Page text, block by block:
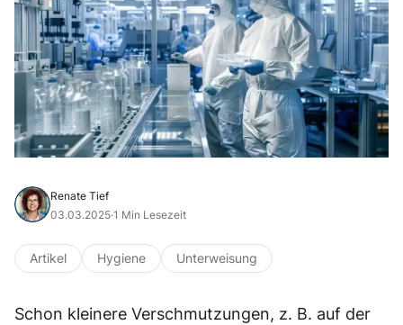
Renate Tief
03.03.2025·1 Min Lesezeit
Artikel Hygiene Unterweisung
Schon kleinere Verschmutzungen, z. B. auf der